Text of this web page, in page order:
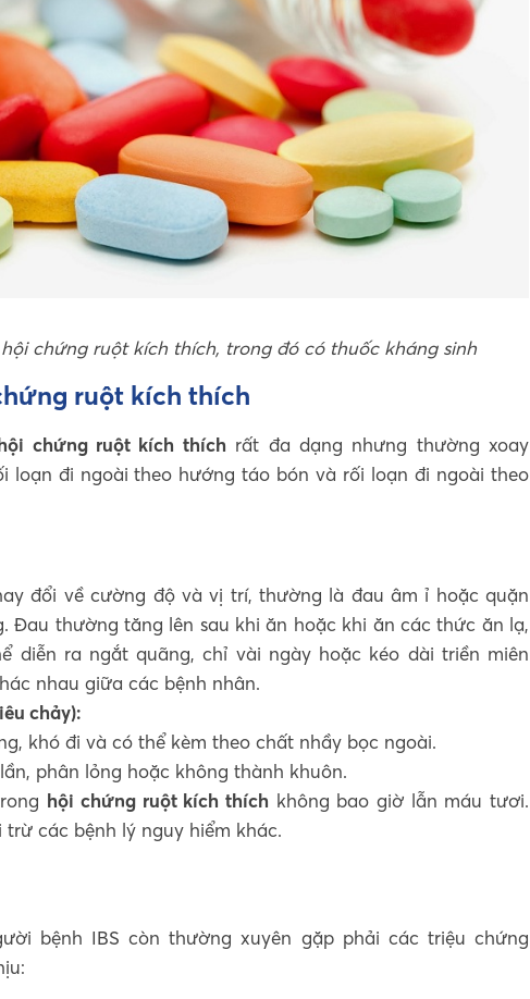
chứng ruột kích thích, trong đó có thuốc kháng sinh
ruột kích thích
chứng ruột kích thích rất đa dạng nhưng thường xoay
loạn đi ngoài theo hướng táo bón và rối loạn đi ngoài theo
đổi về cường độ và vị trí, thường là đau âm ỉ hoặc quặn
Đau thường tăng lên sau khi ăn hoặc khi ăn các thức ăn lạ,
diễn ra ngắt quãng, chỉ vài ngày hoặc kéo dài triền miên
nhau giữa các bệnh nhân.
chảy):
khó đi và có thể kèm theo chất nhầy bọc ngoài.
phân lỏng hoặc không thành khuôn.
hội chứng ruột kích thích không bao giờ lẫn máu tươi.
các bệnh lý nguy hiểm khác.
bệnh IBS còn thường xuyên gặp phải các triệu chứng